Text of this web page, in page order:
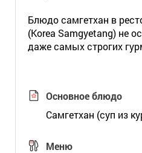
Блюдо самгетхан в
(Korea Samgyetang) не
даже самых строгих
Основное блюдо
Самгетхан (суп из
Меню